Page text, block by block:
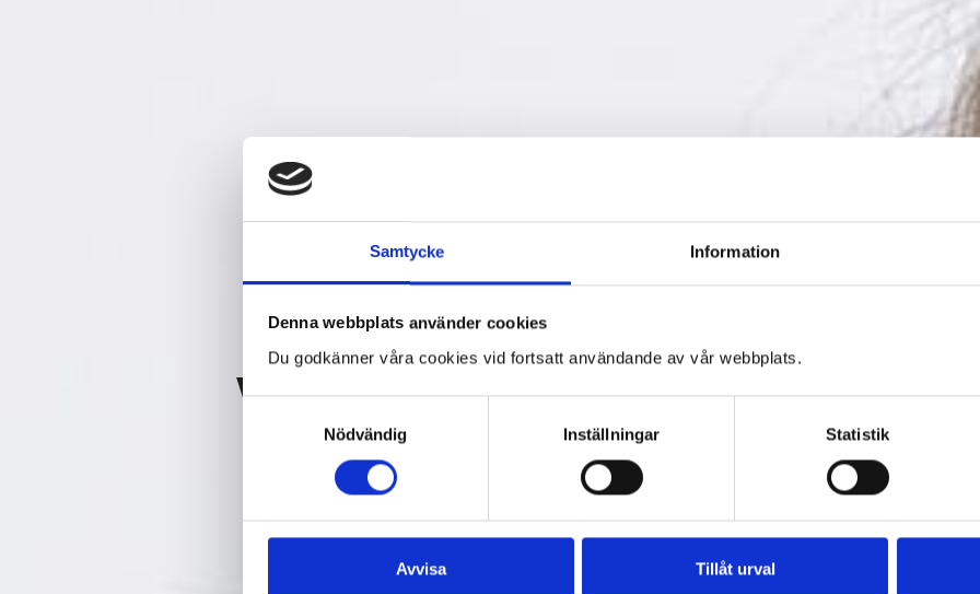
Samtycke Information
Denna webbplats använder cookies
Du godkänner våra cookies vid fortsatt användande av vår webbplats.
Nödvändig
Inställningar Statistik
Avvisa Tillåt urval
YOGASOULMATE
EVENT & KURSER